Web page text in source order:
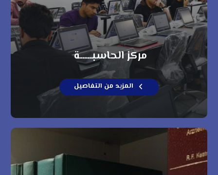
مركز الحاسبـــــة
المزيد من التفاصيل